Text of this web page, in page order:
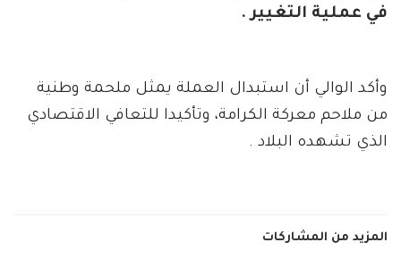
في عملية التغيير .
وأكد الوالي أن استبدال العملة يمثل ملحمة وطنية
من ملاحم معركة الكرامة، وتأكيدا للتعافي الاقتصادي
الذي تشهده البلاد .
المزيد من المشاركات